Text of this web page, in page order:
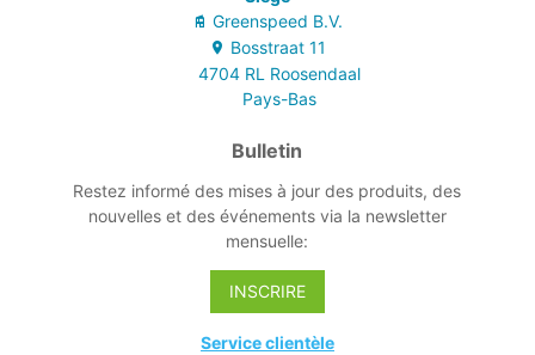
Greenspeed B.V.
Bosstraat 11
4704 RL Roosendaal
Pays-Bas
Bulletin
Restez informé des mises à jour des produits, des
nouvelles et des événements via la newsletter
mensuelle:
INSCRIRE
Service clientèle